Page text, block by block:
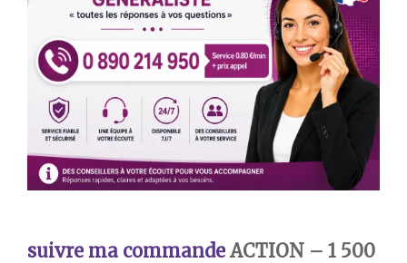
suivre ma commandeACTION – 1 500